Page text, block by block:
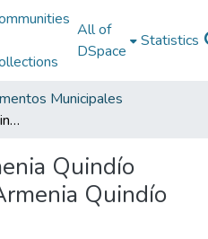
All of
DSpace
Statistics
Municipales
Presupuesto Armenia Quindío 2001 - 2004: P Armenia Quindío 2001 - 2004
Quindío
Quindío